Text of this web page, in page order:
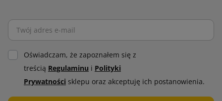
Oświadczam, że zapoznałem się z
treścią Regulaminu i Polityki
Prywatności sklepu oraz akceptuję ich postanowienia.